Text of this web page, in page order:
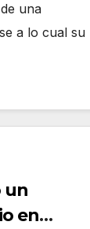
una
a lo cual su
un
en